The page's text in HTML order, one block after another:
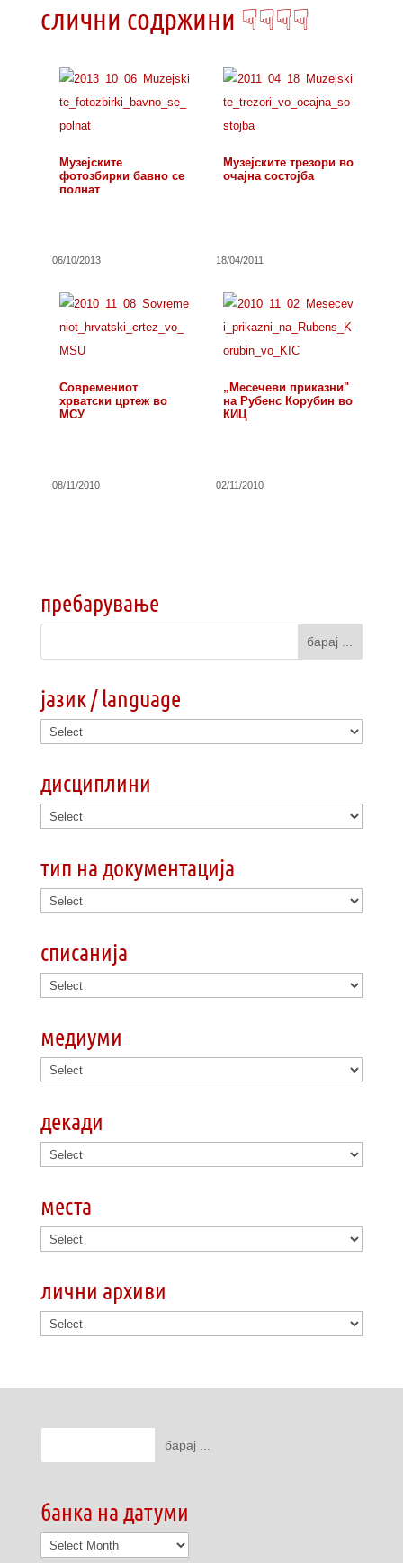
слични содржини ☟☟☟☟
Музејските
фотозбирки бавно се
полнат
06/10/2013
Музејските трезори во
очајна состојба
18/04/2011
Современиот
хрватски цртеж во
МСУ
08/11/2010
„Месечеви приказни"
на Рубенс Корубин во
КИЦ
02/11/2010
пребарување
јазик / language
дисциплини
тип на документација
списанија
медиуми
декади
места
лични архиви
банка на датуми
банка